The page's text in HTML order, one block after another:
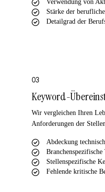
Verwendung von
Stärke der
Detailgrad der
03
Keyword-
Wir vergleichen Ihren
Anforderungen der
Abdeckung
Stellenspezifische
Fehlende kritische